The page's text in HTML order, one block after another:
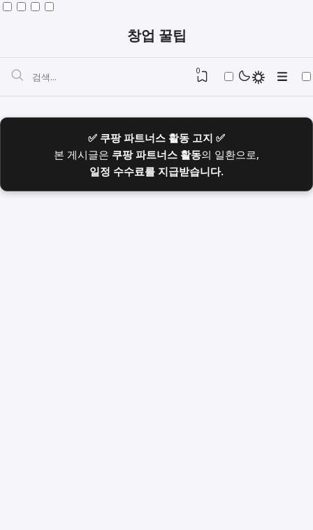
창업 꿀팁
0
✅ 쿠팡 파트너스 활동 고지 ✅
본 게시글은 쿠팡 파트너스 활동의 일환으로,
일정 수수료를 지급받습니다.